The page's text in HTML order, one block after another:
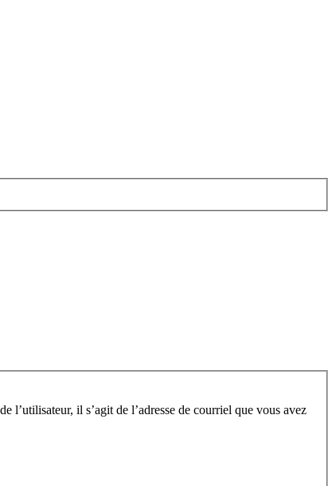
l’utilisateur, il s’agit de l’adresse de courriel que vous avez